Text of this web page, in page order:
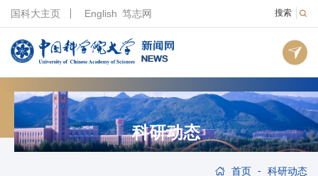
搜索
国科大主页 English 笃志网
科研动态
首页 - 科研动态